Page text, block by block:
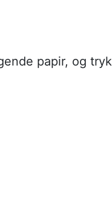
papir, og tryk